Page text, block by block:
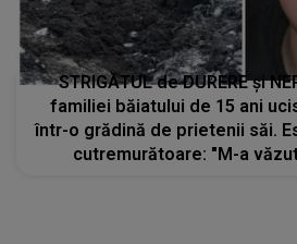
STRIGĂTUL de DURERE și
familiei băiatului de 15 ani
într-o grădină de prietenii săi.
cutremurătoare: "M-a